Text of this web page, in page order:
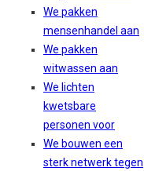
We pakken
mensenhandel aan
We pakken
witwassen aan
We lichten
kwetsbare
personen voor
We bouwen een
sterk netwerk tegen